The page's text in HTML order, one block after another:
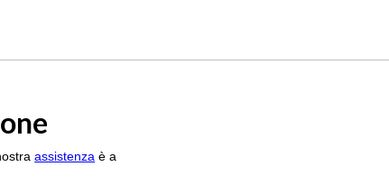
assistenza è a